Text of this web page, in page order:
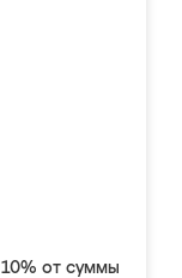
10% от суммы